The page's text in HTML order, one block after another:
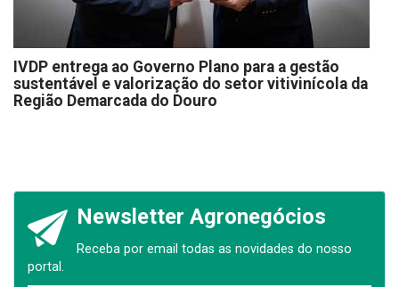
IVDP entrega ao Governo Plano para a gestão
sustentável e valorização do setor vitivinícola da
Região Demarcada do Douro
Newsletter Agronegócios
Receba por email todas as novidades do nosso
portal.